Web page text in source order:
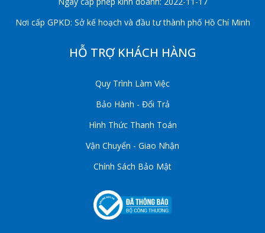
Nơi cấp GPKD: Sở kế hoạch và đầu tư thành phố Hồ Chí Minh
HỖ TRỢ KHÁCH HÀNG
Quy Trình Làm Việc
Bảo Hành - Đổi Trả
Hình Thức Thanh Toán
Vận Chuyển - Giao Nhận
Chính Sách Bảo Mật